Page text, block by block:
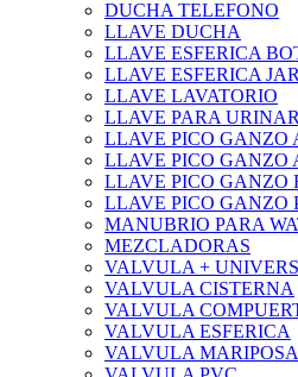
DUCHA TELEFONO
LLAVE DUCHA
LLAVE ESFERICA
LLAVE ESFERICA
LLAVE LAVATORIO
LLAVE PARA
LLAVE PICO GANZO
LLAVE PICO GANZO
LLAVE PICO GANZO
LLAVE PICO GANZO
MANUBRIO PARA
MEZCLADORAS
VALVULA +
VALVULA CISTERNA
VALVULA
VALVULA ESFERICA
VALVULA MARIPOSA